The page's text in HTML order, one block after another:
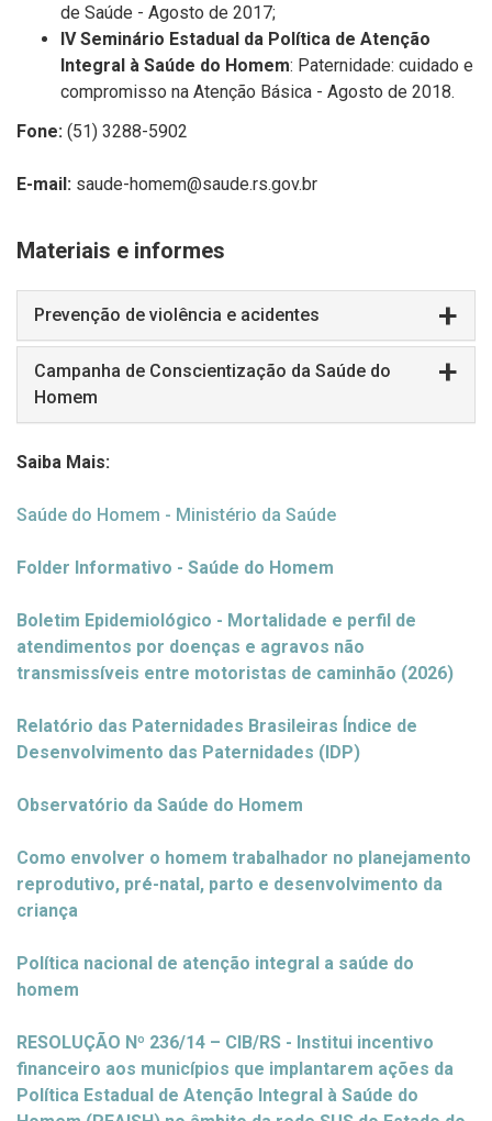
de Saúde - Agosto de 2017;
IV Seminário Estadual da Política de Atenção
Integral à Saúde do Homem: Paternidade: cuidado e
compromisso na Atenção Básica - Agosto de 2018.
Fone: (51) 3288-5902
E-mail: saude-homem@saude.rs.gov.br
Materiais e informes
Prevenção de violência e acidentes
Campanha de Conscientização da Saúde do
Homem
Saiba Mais:
Saúde do Homem - Ministério da Saúde
Folder Informativo - Saúde do Homem
Boletim Epidemiológico - Mortalidade e perfil de
atendimentos por doenças e agravos não
transmissíveis entre motoristas de caminhão (2026)
Relatório das Paternidades Brasileiras Índice de
Desenvolvimento das Paternidades (IDP)
Observatório da Saúde do Homem
Como envolver o homem trabalhador no planejamento
reprodutivo, pré-natal, parto e desenvolvimento da
criança
Política nacional de atenção integral a saúde do
homem
RESOLUÇÃO Nº 236/14 – CIB/RS - Institui incentivo
financeiro aos municípios que implantarem ações da
Política Estadual de Atenção Integral à Saúde do